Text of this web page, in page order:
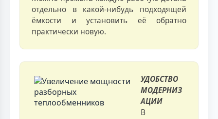
отдельно в какой-нибудь подходящей
ёмкости и установить её обратно
практически новую.
УДОБСТВО
МОДЕРНИЗ
АЦИИ
В